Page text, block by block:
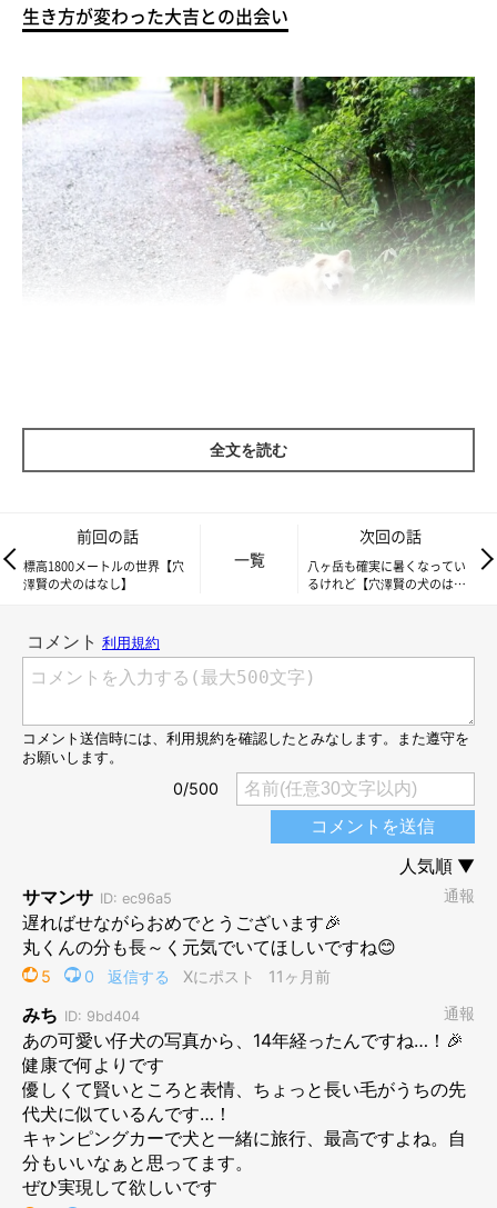
生き方が変わった大吉との出会い
世界を生きていたけれど（詳しくは「またね、富士丸。（集英社
文庫）」参照）、大吉を迎えたことで色彩が戻り、あれよあれよ
うブランドを立ち上げたりした。
暮らす環境も、渋谷区初台から足立区扇大橋に引っ越し、そこか
ら鎌倉市腰越に移り住み、2023年11月には八ヶ岳（原村）に移
住した。これらはすべて大吉がいなければ実行していなかったと
思う。
全文を読む
前回の話
標高1800メートルの世界【穴
澤賢の犬のはなし】
一覧
次回の話
八ヶ岳も確実に暑くなってい
るけれど【穴澤賢の犬のはな